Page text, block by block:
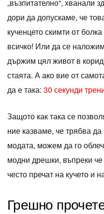
„възпитателно“, хванали
дори да допускаме, че
кученцето скимти от
всичко! Или да се
държим цял живот в
стаята. А ако вие от
да е така: 30 секунди
Защото как така се
ние казваме, че трябва
модата, можем да го
модни дрешки, въпреки че
често пречат на кучето и
Грешно